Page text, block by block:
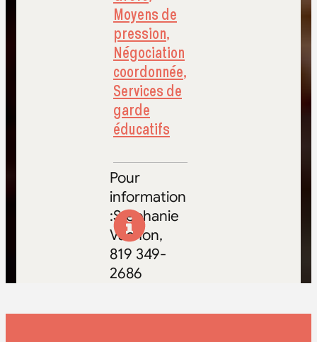
Moyens de
pression,
Négociation
coordonnée,
Services de
garde
éducatifs
Pour
information
:Stéphanie
Vachon,
819 349-
2686